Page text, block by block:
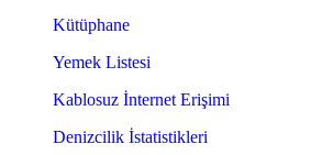
Kütüphane
Yemek Listesi
Kablosuz İnternet Erişimi
Denizcilik İstatistikleri